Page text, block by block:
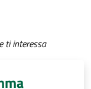
ti interessa